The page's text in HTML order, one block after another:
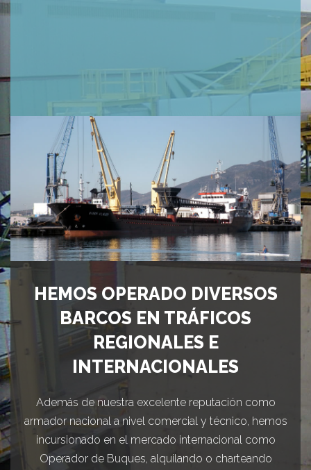
HEMOS OPERADO DIVERSOS
BARCOS EN TRÁFICOS
REGIONALES E
INTERNACIONALES
Además de nuestra excelente reputación como
armador nacional a nivel comercial y técnico, hemos
incursionado en el mercado internacional como
Operador de Buques, alquilando o charteando